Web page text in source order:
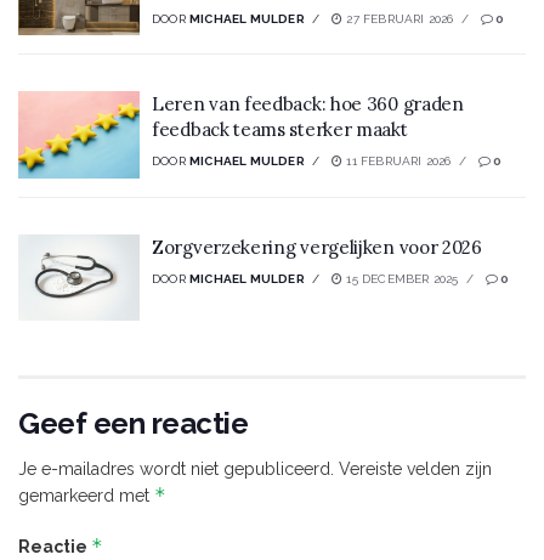
DOOR MICHAEL MULDER 27 FEBRUARI 2026 0
Leren van feedback: hoe 360 graden
feedback teams sterker maakt
DOOR MICHAEL MULDER 11 FEBRUARI 2026 0
Zorgverzekering vergelijken voor 2026
DOOR MICHAEL MULDER 15 DECEMBER 2025 0
Geef een reactie
Je e-mailadres wordt niet gepubliceerd. Vereiste velden zijn
gemarkeerd met *
Reactie *